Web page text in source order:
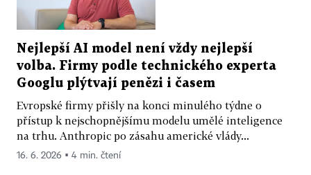
Nejlepší AI model není vždy nejlepší
volba. Firmy podle technického experta
Googlu plýtvají penězi i časem
Evropské firmy přišly na konci minulého týdne o
přístup k nejschopnějšímu modelu umělé inteligence
na trhu. Anthropic po zásahu americké vlády...
16. 6. 2026 ▪ 4 min. čtení